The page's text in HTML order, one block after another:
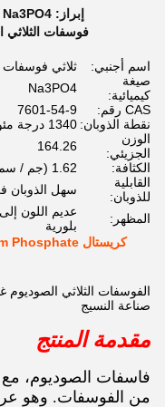
إبراز: Na3PO4 ثلاثي الصوديوم الفوسفاتية الخالية من الماء
فوسفات الثلاثي
اسم أجنبي:
ثلاثي فوسفات
صيغة
كيميائية:
Na3PO4
CAS رقم:
7601-54-9
نقطة الذوبان: 1340 درجة مئوية
الوزن
الجزيئي:
164.26
الكثافة:
1.62 (جم / سم 3)
القابلية
للذوبان:
سهل الذوبان
المظهر:
عديم اللون
بلورية
الفوسفات الثلاثي
صناعة النسيج
مقدمة المنتج
من الفوسفات. وهو